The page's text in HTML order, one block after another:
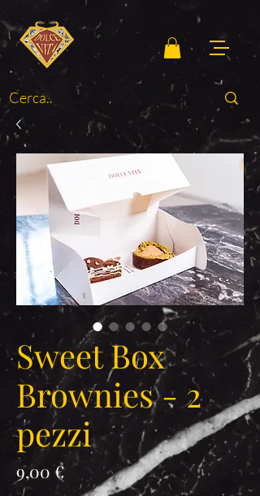
Sweet Box
Brownies - 2
pezzi
9,00 €Prezzo